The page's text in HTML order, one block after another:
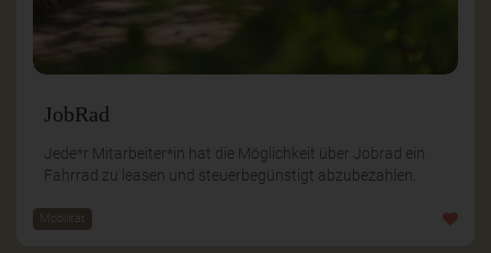
JobRad
Jede*r Mitarbeiter*in hat die Möglichkeit über Jobrad ein
Fahrrad zu leasen und steuerbegünstigt abzubezahlen.
Mobilität